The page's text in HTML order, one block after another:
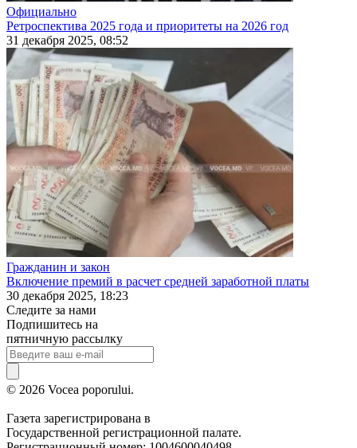
Официально
Ретроспектива 2025 года и приоритеты на 2026 год
31 декабря 2025, 08:52
Гражданин и закон
Включение премий в расчет средней заработной платы
30 декабря 2025, 18:23
Следите за нами
Подпишитесь на
пятничную рассылку
© 2026 Vocea poporului.
Газета зарегистрирована в
Государственной регистрационной палате.